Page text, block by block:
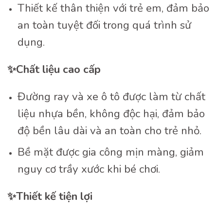
Thiết kế thân thiện với trẻ em, đảm bảo
an toàn tuyệt đối trong quá trình sử
dụng.
✨Chất liệu cao cấp
Đường ray và xe ô tô được làm từ chất
liệu nhựa bền, không độc hại, đảm bảo
độ bền lâu dài và an toàn cho trẻ nhỏ.
Bề mặt được gia công mịn màng, giảm
nguy cơ trầy xước khi bé chơi.
✨Thiết kế tiện lợi